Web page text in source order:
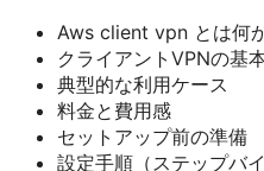
Aws client vpn とは何
クライアントVPNの基
典型的な利用ケース
料金と費用感
セットアップ前の準備
設定手順（ステップバ